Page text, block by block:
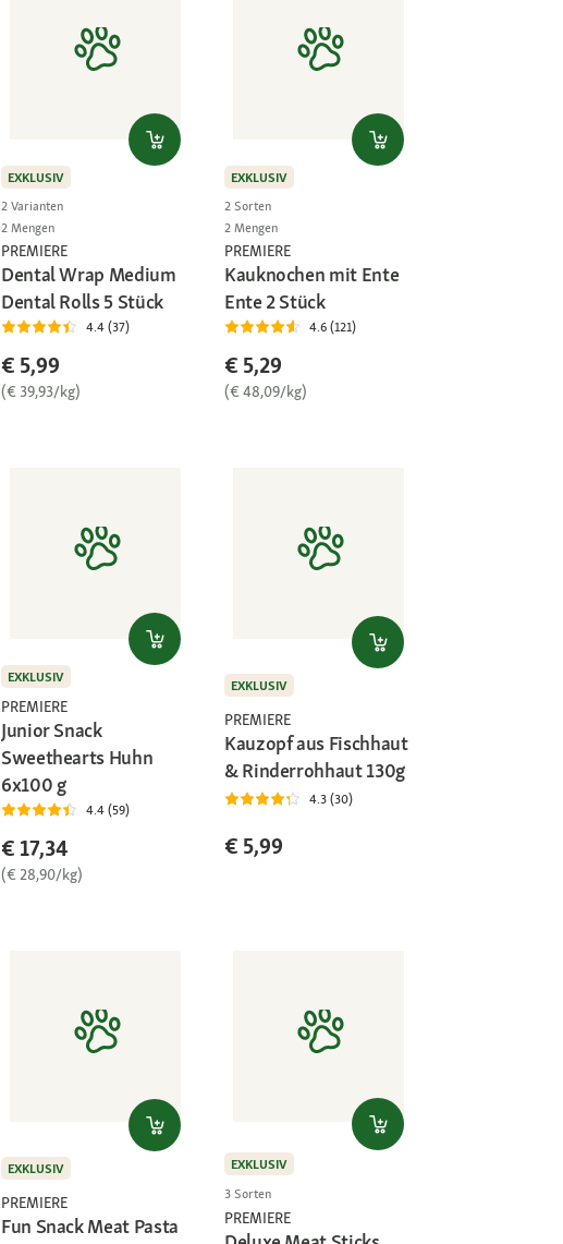
EXKLUSIV
2 Varianten
2 Mengen
PREMIERE
Dental Wrap Medium
Dental Rolls 5 Stück
4.4 (37)
€ 5,99
(€ 39,93/kg)
EXKLUSIV
2 Sorten
2 Mengen
PREMIERE
Kauknochen mit Ente
Ente 2 Stück
4.6 (121)
€ 5,29
(€ 48,09/kg)
EXKLUSIV
PREMIERE
Junior Snack
Sweethearts Huhn
6x100 g
4.4 (59)
€ 17,34
(€ 28,90/kg)
EXKLUSIV
PREMIERE
Kauzopf aus Fischhaut
& Rinderrohhaut 130g
4.3 (30)
€ 5,99
EXKLUSIV
PREMIERE
Fun Snack Meat Pasta
EXKLUSIV
3 Sorten
PREMIERE